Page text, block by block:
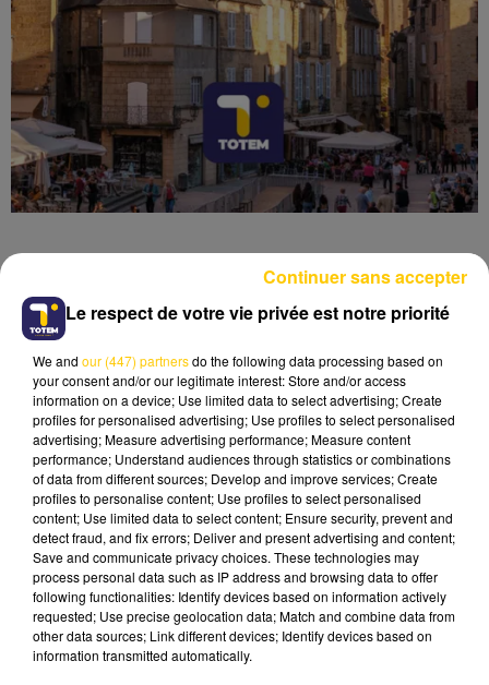
20 mai 2026 - 4 min 6 sec
L'INFO DE LA DORDOGNE DU 20/05/26
À 08H00
Ecoutez sur Totem l'information à Tulle, Brive,
dans le Nord du Lot et le pays sarladais avec les
reportages de nos journalistes sur le terrain.
Le respect de votre vie privée est notre priorité
We and our (447) partnersdo the following data processing based on
your consent and/or our legitimate interest: Store and/or access
information on a device; Use limited data to select advertising; Create
profiles for personalised advertising; Use profiles to select personalised
advertising; Measure advertising performance; Measure content
performance; Understand audiences through statistics or combinations
of data from different sources; Develop and improve services; Create
profiles to personalise content; Use profiles to select personalised
content; Use limited data to select content; Ensure security, prevent and
detect fraud, and fix errors; Deliver and present advertising and content;
Save and communicate privacy choices. These technologies may
process personal data such as IP address and browsing data to offer
following functionalities: Identify devices based on information actively
requested; Use precise geolocation data; Match and combine data from
other data sources; Link different devices; Identify devices based on
information transmitted automatically.
Continuer sans accepter